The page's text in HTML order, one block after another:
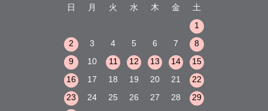
日
月 火 水 木 金
土
1
2
3 4 5 6 7
8
9
10 11 12 13 14
15
16
17 18 19 20 21
22
23
24 25 26 27 28
29